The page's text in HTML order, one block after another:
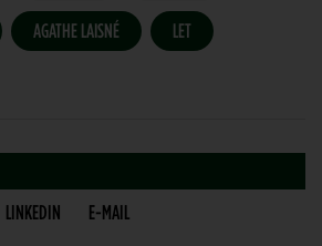
AGATHE LAISNÉ LET
LINKEDIN E-MAIL